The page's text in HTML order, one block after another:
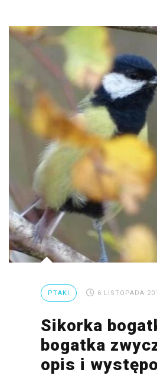
PTAKI 6 LISTOPADA
Sikorka
bogatka
opis i
Ssaki
azja
bekasowate
biwak
bushcraft
chruściele
czaplowate
dzięciołowate
dzierżby
elektronika
gołębiowate